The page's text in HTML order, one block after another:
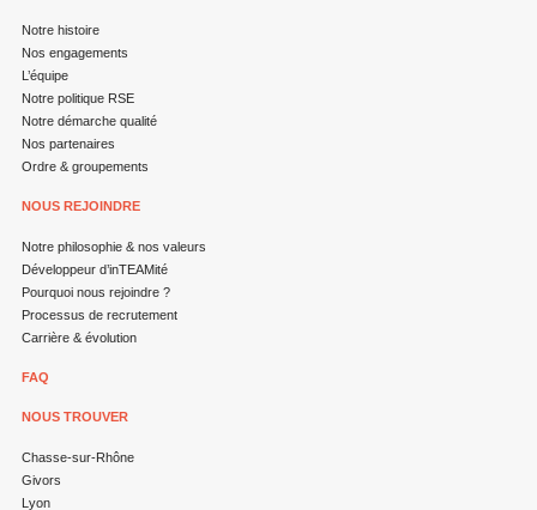
Notre histoire
Nos engagements
L’équipe
Notre politique RSE
Notre démarche qualité
Nos partenaires
Ordre & groupements
NOUS REJOINDRE
Notre philosophie & nos valeurs
Développeur d’inTEAMité
Pourquoi nous rejoindre ?
Processus de recrutement
Carrière & évolution
FAQ
NOUS TROUVER
Chasse-sur-Rhône
Givors
Lyon